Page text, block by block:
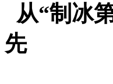
从“制冰
先